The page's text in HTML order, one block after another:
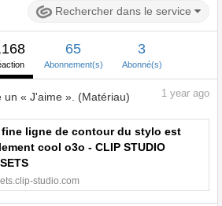
Rechercher dans le service
65
Abonnement(s)
3
Abonné(s)
un « J'aime ». (Matériau) 1 year ago
fine ligne de contour du stylo est
cool o3o - CLIP STUDIO
studio.com